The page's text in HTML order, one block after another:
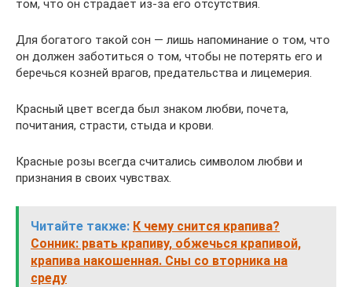
том, что он страдает из-за его отсутствия.
Для богатого такой сон — лишь напоминание о том, что
он должен заботиться о том, чтобы не потерять его и
беречься козней врагов, предательства и лицемерия.
Красный цвет всегда был знаком любви, почета,
почитания, страсти, стыда и крови.
Красные розы всегда считались символом любви и
признания в своих чувствах.
Читайте также: К чему снится крапива?
Сонник: рвать крапиву, обжечься крапивой,
крапива накошенная. Сны со вторника на
среду